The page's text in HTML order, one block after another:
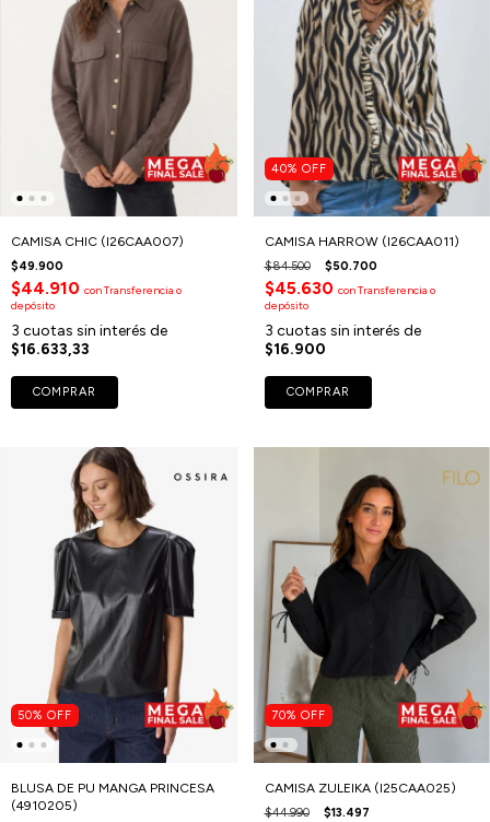
CAMISA CHIC (I26CAA007)
$49.900
$44.910 conTransferencia o
depósito
3 cuotas sin interés de
$16.633,33
COMPRAR
40% OFF
CAMISA HARROW (I26CAA011)
$84.500 $50.700
$45.630 conTransferencia o
depósito
3 cuotas sin interés de
$16.900
COMPRAR
50% OFF
BLUSA DE PU MANGA PRINCESA
(4910205)
70% OFF
CAMISA ZULEIKA (I25CAA025)
$44.990 $13.497